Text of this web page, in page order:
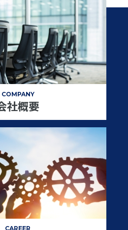
COMPANY
社概要
CAREER